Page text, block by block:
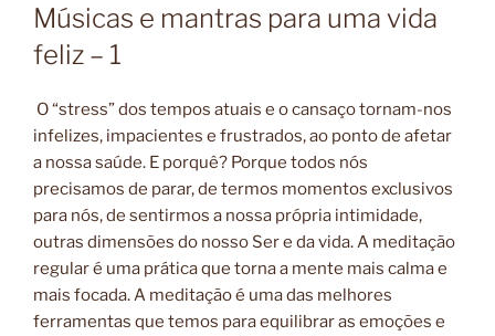
Músicas e mantras para uma vida
feliz – 1
O “stress” dos tempos atuais e o cansaço tornam-nos
infelizes, impacientes e frustrados, ao ponto de afetar
a nossa saúde. E porquê? Porque todos nós
precisamos de parar, de termos momentos exclusivos
para nós, de sentirmos a nossa própria intimidade,
outras dimensões do nosso Ser e da vida. A meditação
regular é uma prática que torna a mente mais calma e
mais focada.A meditação é uma das melhores
ferramentas que temos para equilibrar as emoções e